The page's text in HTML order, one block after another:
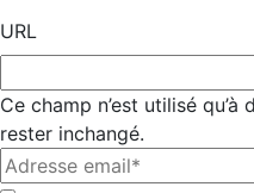
URL
Ce champ n’est utilisé
rester inchangé.
Adresse